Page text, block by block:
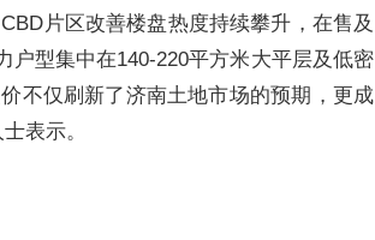
片区改善楼盘热度持续攀升，在售及
型集中在140-220平方米大平层及低密
不仅刷新了济南土地市场的预期，更成
表示。